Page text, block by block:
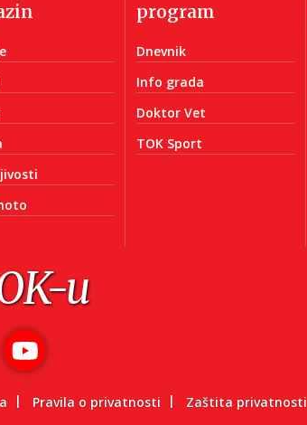
program
Dnevnik
Info grada
Doktor Vet
TOK Sport
u
Pravila o privatnosti Zaštita privatnosti